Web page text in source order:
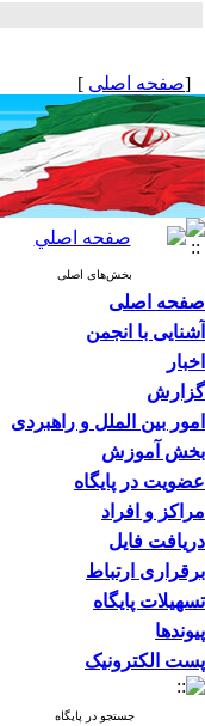
[صفحه اصلی ]
بخش‌های اصلی
صفحه اصلی
آشنایی با انجمن
اخبار
گزارش
امور بین الملل و راهبردی
بخش آموزش
عضویت در پایگاه
مراکز و افراد
دریافت فایل
برقراری ارتباط
تسهیلات پایگاه
پیوندها
پست الکترونیک
جستجو در پایگاه